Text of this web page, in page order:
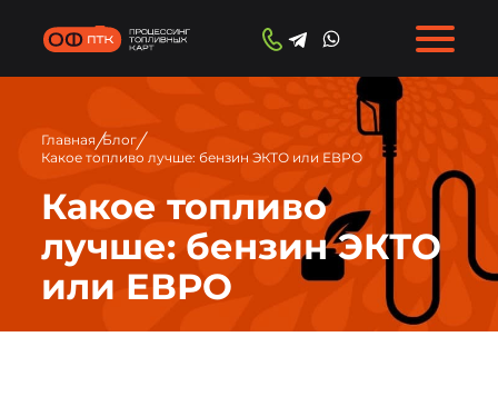
Главная/Блог/
Какое топливо лучше: бензин ЭКТО или ЕВРО
Какое топливо
лучше: бензин ЭКТО
или ЕВРО